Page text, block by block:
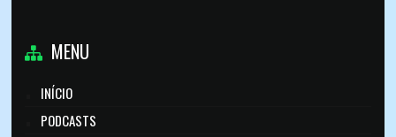
MENU
INÍCIO
PODCASTS